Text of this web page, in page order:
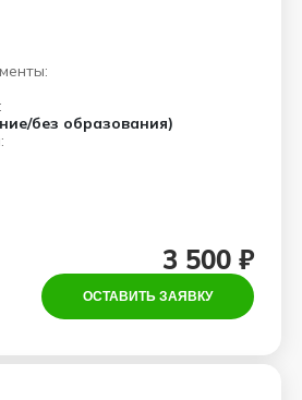
без образования)
3 500 ₽
ОСТАВИТЬ ЗАЯВКУ